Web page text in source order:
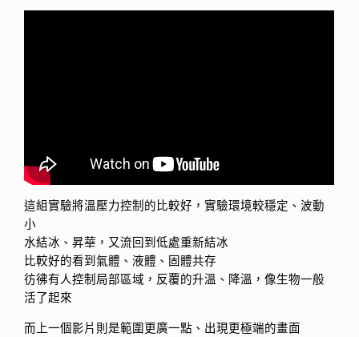
這組實驗將溫壓力控制的比較好，實驗環境較穩定、波動
小
水結冰、昇華，又流回到低處重新結冰
比較好的看到氣體、液體、固體共存
彷彿有人控制局部區域，反覆的升溫、降溫，像生物一般
活了起來
而上一個影片則是範圍更廣一點、出現更極端的畫面